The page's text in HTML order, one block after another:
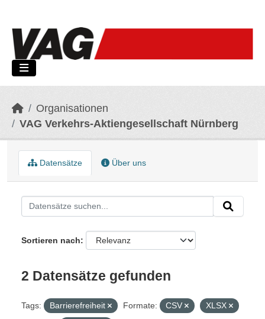
Organisationen
VAG Verkehrs-Aktiengesellschaft Nürnberg
Datensätze Über uns
Sortieren nach
2 Datensätze gefunden
Tags: Barrierefreiheit Formate: CSV
XLSX